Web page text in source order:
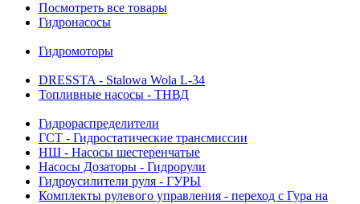
Посмотреть все товары
Гидронасосы
Гидромоторы
DRESSTA - Stalowa Wola L-34
Топливные насосы - ТНВД
Гидрораспределители
ГСТ - Гидростатические трансмиссии
НШ - Насосы шестеренчатые
Насосы Дозаторы - Гидрорули
Гидроусилители руля - ГУРЫ
Комплекты рулевого управления - переход с Гура на